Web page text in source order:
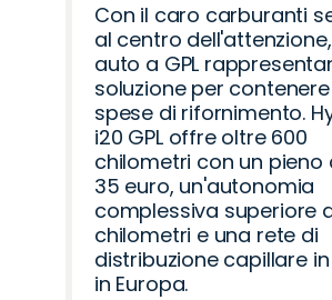
Con il caro carburanti
al centro
auto a GPL
soluzione per
spese di rifornimento.
i20 GPL offre oltre 600
chilometri con un pieno
35 euro, un'autonomia
complessiva superiore a
chilometri e una rete di
distribuzione capillare
in Europa.